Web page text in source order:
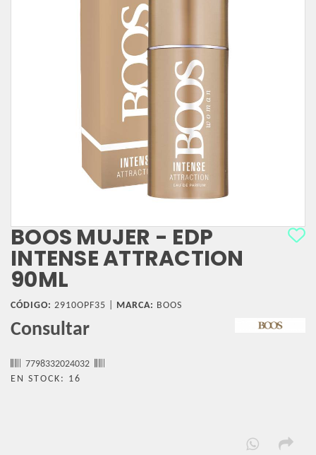
BOOS MUJER - EDP
INTENSE ATTRACTION
90ML
CÓDIGO: 2910OPF35 | MARCA: BOOS
Consultar
7798332024032
EN STOCK: 16